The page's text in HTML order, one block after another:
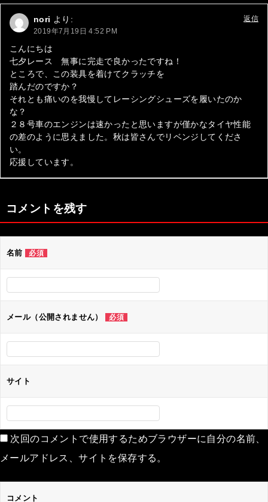
ゲ
ー
ョ
ン
nori より:
2019年7月19日 4:52 PM
こんにちは
七夕レース 無事に完走で良かったですね！
ところで、この装具を着けてクラッチを
踏んだのですか？
それとも痛いのを我慢してレーシングシューズを履いたのか
な？
２８号車のエンジンは速かったと思いますが僅かなタイヤ性能
の差のように思えました。秋は皆さんでリベンジしてくださ
い。
応援しています。
返信
コメントを残す
名前 必須
メール（公開されません） 必須
サイト
次回のコメントで使用するためブラウザーに自分の名前、
メールアドレス、サイトを保存する。
コメント